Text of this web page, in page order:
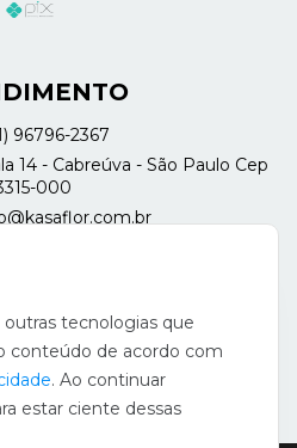
96796-2367
14 - Cabreúva - São Paulo Cep
000
tecnologias que
conteúdo de acordo com
. Ao continuar
estar ciente dessas